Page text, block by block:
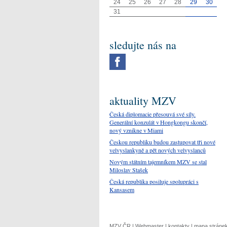
24
25 26 27 28 29
30
31
sledujte nás na
aktuality MZV
Česká diplomacie přesouvá své síly.
Generální konzulát v Hongkongu skončí,
nový vznikne v Miami
Českou republiku budou zastupovat tři nové
velvyslankyně a pět nových velvyslanců
Novým státním tajemníkem MZV se stal
Miloslav Stašek
Česká republika posiluje spolupráci s
Kansasem